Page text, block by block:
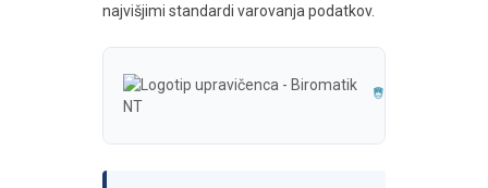
najvišjimi standardi varovanja podatkov.